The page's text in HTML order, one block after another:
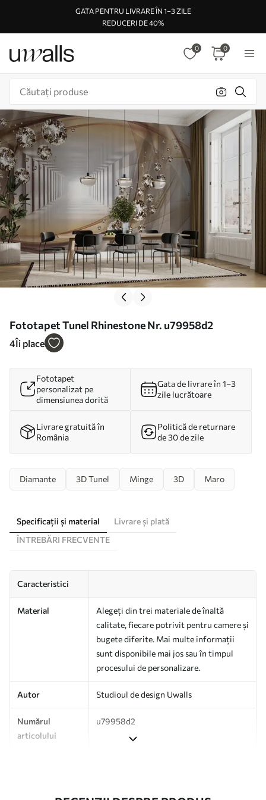
GATA PENTRU LIVRARE ÎN 1–3 ZILE
REDUCERI DE 40%
0 0
Fototapet Tunel Rhinestone Nr. u79958d2
4Îi place
Fototapet
personalizat pe
dimensiunea dorită
Gata de livrare în 1–3
zile lucrătoare
Livrare gratuită în
România
Politică de returnare
de 30 de zile
Diamante 3D Tunel Minge 3D Maro
Specificații și material
Livrare și plată
ÎNTREBĂRI FRECVENTE
Caracteristici
Material
Alegeți din trei materiale de înaltă
calitate, fiecare potrivit pentru camere și
bugete diferite. Mai multe informații
sunt disponibile mai jos sau în timpul
procesului de personalizare.
Autor Studioul de design Uwalls
Numărul
articolului
u79958d2